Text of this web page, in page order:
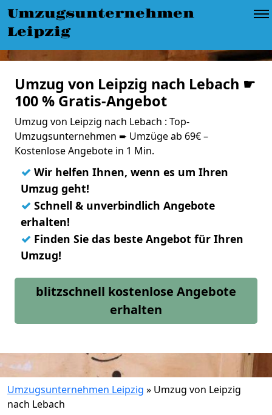
Umzugsunternehmen
Leipzig
Umzug von Leipzig nach Lebach ☛
100 % Gratis-Angebot
Umzug von Leipzig nach Lebach : Top-
Umzugsunternehmen ➨ Umzüge ab 69€ –
Kostenlose Angebote in 1 Min.
✓ Wir helfen Ihnen, wenn es um Ihren
Umzug geht!
✓ Schnell & unverbindlich Angebote
erhalten!
✓ Finden Sie das beste Angebot für Ihren
Umzug!
blitzschnell kostenlose Angebote
erhalten
Umzugsunternehmen Leipzig » Umzug von Leipzig
nach Lebach